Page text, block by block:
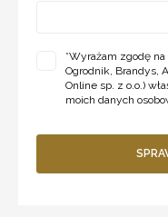
*Wyrażam zgodę
Ogrodnik, Brandys,
Online sp. z o.o.)
moich danych